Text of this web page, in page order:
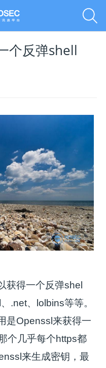
个反弹shell
获得一个反弹shel
.net、lolbins等等。
是Openssl来获得一
个几乎每个https都
来生成密钥，最